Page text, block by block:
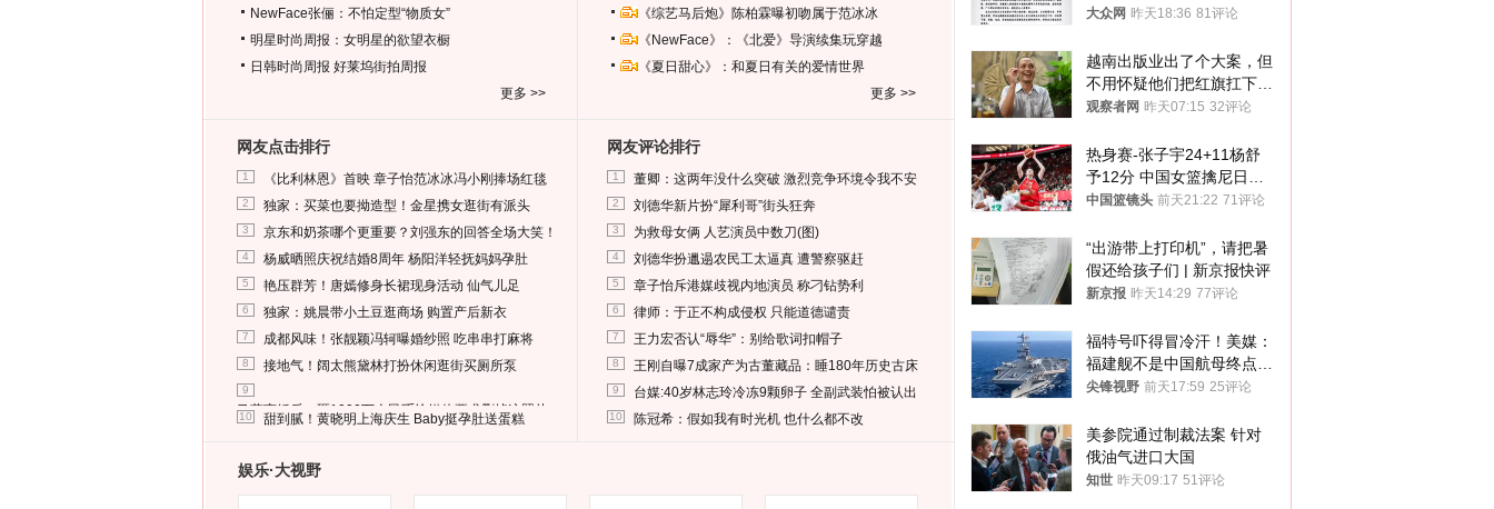
NewFace张俪：不怕定型“物质女”
明星时尚周报：女明星的欲望衣橱
日韩时尚周报 好莱坞街拍周报
更多 >>
《综艺马后炮》陈柏霖曝初吻属于范冰冰
《NewFace》：《北爱》导演续集玩穿越
《夏日甜心》：和夏日有关的爱情世界
更多 >>
网友点击排行
1 《比利林恩》首映 章子怡范冰冰冯小刚捧场红毯
2 独家：买菜也要拗造型！金星携女逛街有派头
3 京东和奶茶哪个更重要？刘强东的回答全场大笑！
4 杨威晒照庆祝结婚8周年 杨阳洋轻抚妈妈孕肚
5 艳压群芳！唐嫣修身长裙现身活动 仙气儿足
6 独家：姚晨带小土豆逛商场 购置产后新衣
7 成都风味！张靓颖冯轲曝婚纱照 吃串串打麻将
8 接地气！阔太熊黛林打扮休闲逛街买厕所泵
9
马蓉离婚后，砸1000万人民币给媒体要求删掉这照片
10 甜到腻！黄晓明上海庆生 Baby挺孕肚送蛋糕
网友评论排行
1 董卿：这两年没什么突破 激烈竞争环境令我不安
2 刘德华新片扮“犀利哥”街头狂奔
3 为救母女俩 人艺演员中数刀(图)
4 刘德华扮邋遢农民工太逼真 遭警察驱赶
5 章子怡斥港媒歧视内地演员 称刁钻势利
6 律师：于正不构成侵权 只能道德谴责
7 王力宏否认“辱华”：别给歌词扣帽子
8 王刚自曝7成家产为古董藏品：睡180年历史古床
9 台媒:40岁林志玲冷冻9颗卵子 全副武装怕被认出
10 陈冠希：假如我有时光机 也什么都不改
娱乐·大视野
获
大众网 昨天18:36 81评论
越南出版业出了个大案，但
不用怀疑他们把红旗扛下去
的决心
观察者网 昨天07:15 32评论
热身赛-张子宇24+11杨舒
予12分 中国女篮擒尼日利
亚
中国篮镜头 前天21:22 71评论
“出游带上打印机”，请把暑
假还给孩子们 | 新京报快评
新京报 昨天14:29 77评论
福特号吓得冒冷汗！美媒：
福建舰不是中国航母终点，
而是新起点！
尖锋视野 前天17:59 25评论
美参院通过制裁法案 针对
俄油气进口大国
知世 昨天09:17 51评论